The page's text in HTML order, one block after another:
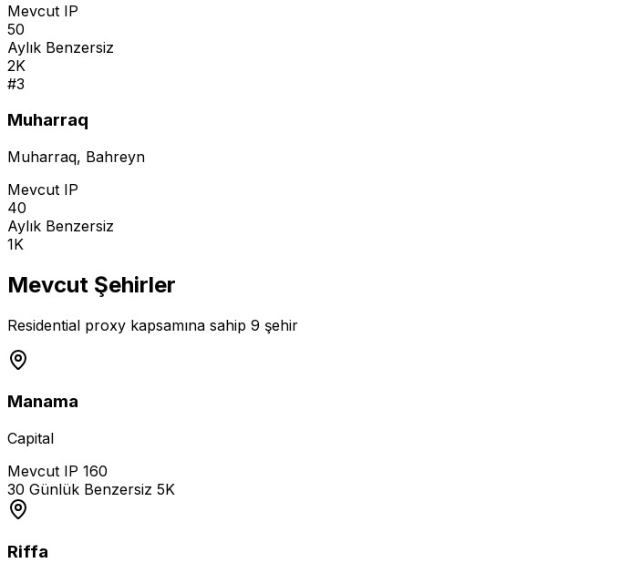
Mevcut IP
50
Aylık Benzersiz
2K
#3
Muharraq
Muharraq, Bahreyn
Mevcut IP
40
Aylık Benzersiz
1K
Mevcut Şehirler
Residential proxy kapsamına sahip 9 şehir
Manama
Capital
Mevcut IP 160
30 Günlük Benzersiz 5K
Riffa